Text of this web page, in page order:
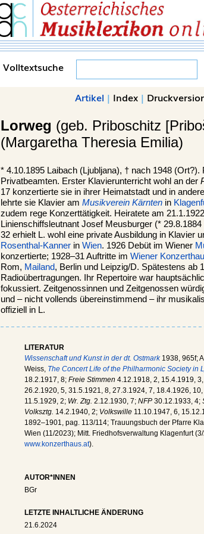
Volltextsuche
Artikel | Index |
Lorweg (geb. Priboschitz
(Margaretha Theresia Emilia)
* 4.10.1895 Laibach (Ljubljana), † nach 1948 (Ort?).
Privatbeamten. Erster Klavierunterricht wohl an der
17 konzertierte sie in ihrer Heimatstadt und in
lehrte sie Klavier am Musikverein Kärnten in
zudem rege Konzerttätigkeit. Heiratete am
Linienschiffsleutnant Josef Meusburger (*
32 erhielt L. wohl eine private Ausbildung in Klavier
Rosenthal-Kanner in Wien. 1926 Debüt im Wiener
konzertierte; 1928–31 Auftritte im Wiener
Rom, Mailand, Berlin und Leipzig/D. Spätestens ab
Radioübertragungen. Ihr Repertoire war
fokussiert. Zeitgenossinnen und Zeitgenossen
und – nicht vollends übereinstimmend – ihr
offiziell in L.
LITERATUR
Wissenschaft und Kunst in der dt. Ostmark1938, 965f;
Weiss, The Concert Life of the Philharmonic Society in
18.2.1917, 8; Freie Stimmen 4.12.1918, 2, 15.4.1919,
26.2.1920, 5, 31.5.1921, 8, 27.3.1924, 7, 18.4.1926,
11.5.1929, 2; Wr. Ztg. 2.12.1930, 7; NFP 30.12.1933, 4;
Volksztg. 14.2.1940, 2; Volkswille 11.10.1947, 6,
1892–1901, pag. 113/114; Trauungsbuch der Pfarre
Wien (11/2023); Mitt. Friedhofsverwaltung Klagenfurt
www.konzerthaus.at).
AUTOR*INNEN
BGr
LETZTE INHALTLICHE ÄNDERUNG
21.6.2024